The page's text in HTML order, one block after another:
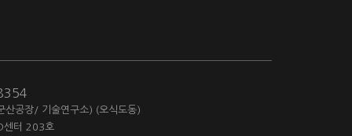
공장/ 기술연구소) (오식도동)
센터 203호